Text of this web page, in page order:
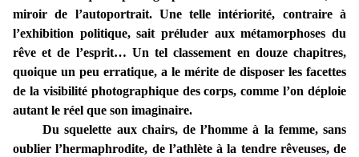
miroir de l’autoportrait. Une telle intériorité, contraire à
l’exhibition politique, sait préluder aux métamorphoses du
rêve et de l’esprit… Un tel classement en douze chapitres,
quoique un peu erratique, a le mérite de disposer les facettes
de la visibilité photographique des corps, comme l’on déploie
autant le réel que son imaginaire.
Du squelette aux chairs, de l’homme à la femme, sans
oublier l’hermaphrodite, de l’athlète à la tendre rêveuses, de